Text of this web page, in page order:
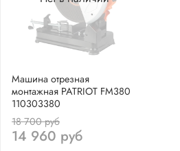
Машина отрезная
монтажная PATRIOT FM380
110303380
18 700 руб
14 960 руб